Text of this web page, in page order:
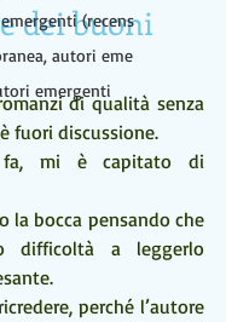
(recens
autori eme
emergenti
dei buoni
di qualità senza
fuori discussione.
fa, mi è capitato di
la bocca pensando che
difficoltà a leggerlo
perché l’autore